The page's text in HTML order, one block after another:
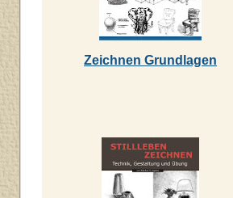
Zeichnen Grundlagen